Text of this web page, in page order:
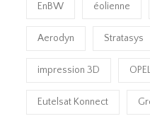
EnBW éolienne
Aerodyn Stratasys
impression 3D
Eutelsat Konnect